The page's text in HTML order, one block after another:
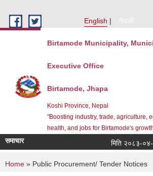
English
नेपाली
Birtamode Municipality,
Executive Office
Birtamode, Jhapa
Koshi Province, Nepal
"Boosting industry, trade, agriculture,
health, and jobs for Birtamode's
समाचार मिति २०८३-०४-१८
You are here
Home » Public Procurement/ Tender Notices